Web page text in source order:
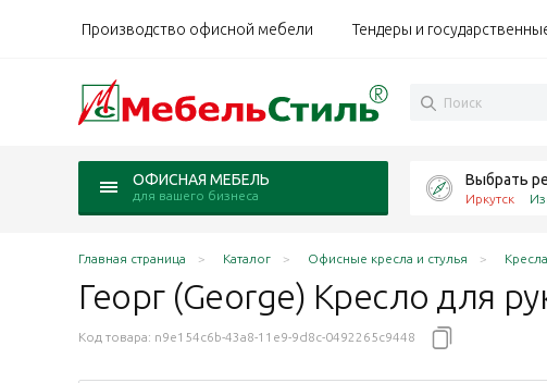
Производство офисной мебели Тендеры и
ОФИСНАЯ МЕБЕЛЬ
для вашего бизнеса
Выбрать
Иркутск
Главная страница Каталог Офисные кресла и стулья
Георг (George) Кресло для
Код товара: n9e154c6b-43a8-11e9-9d8c-0492265c9448